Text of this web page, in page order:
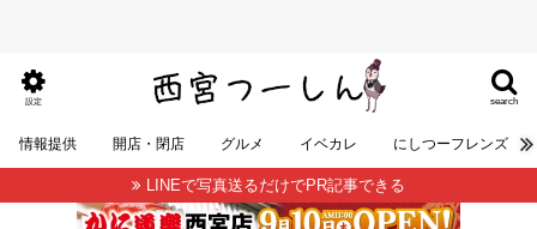
search
設定
情報提供 開店・閉店 グルメ イベカレ にしつーフレンズ
LINEで写真送るだけでPR記事できる